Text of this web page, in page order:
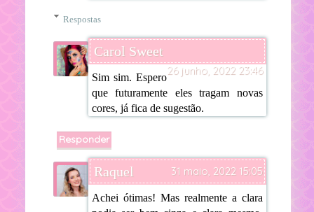
Respostas
Carol Sweet
26 junho, 2022 23:46
Sim sim. Espero
que futuramente eles tragam novas
cores, já fica de sugestão.
Responder
Raquel 31 maio, 2022 15:05
Achei ótimas! Mas realmente a clara